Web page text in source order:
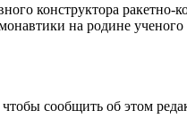
конструктора ракетно-
на родине
сообщить об этом